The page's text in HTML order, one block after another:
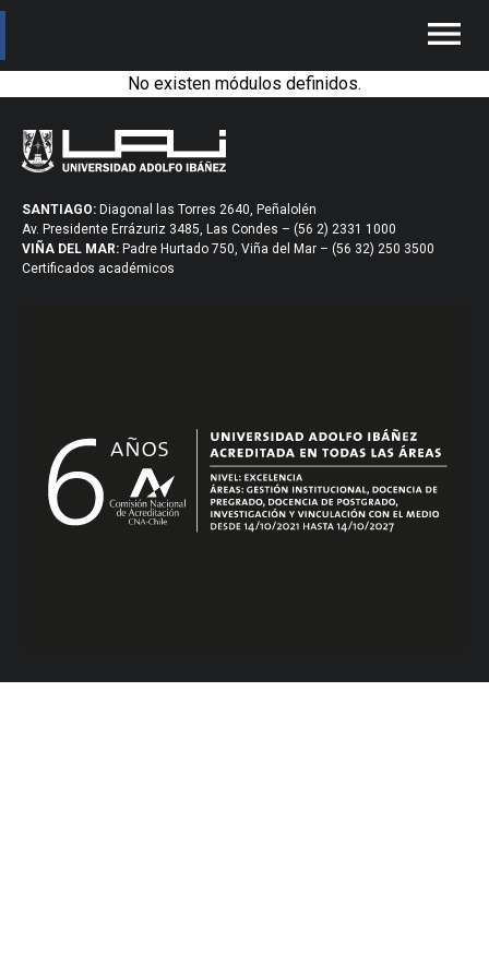
menu
No existen módulos definidos.
SANTIAGO: Diagonal las Torres 2640, Peñalolén
Av. Presidente Errázuriz 3485, Las Condes – (56 2) 2331 1000
VIÑA DEL MAR: Padre Hurtado 750, Viña del Mar – (56 32) 250 3500
Certificados académicos